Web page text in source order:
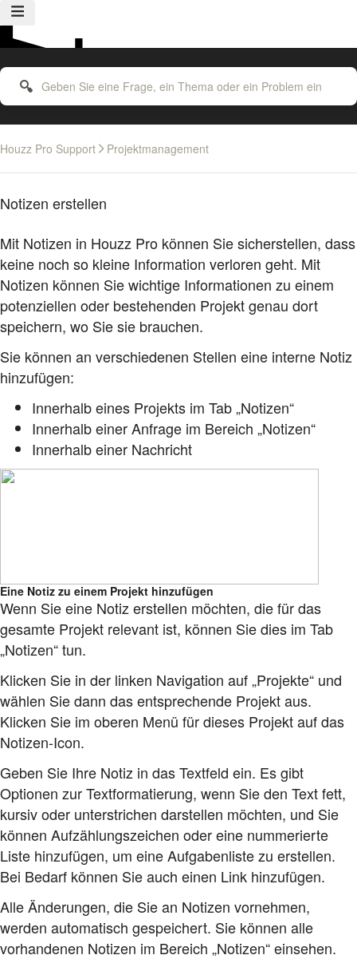
Houzz Pro Support Projektmanagement
Notizen erstellen
Mit Notizen in Houzz Pro können Sie sicherstellen, dass
keine noch so kleine Information verloren geht. Mit
Notizen können Sie wichtige Informationen zu einem
potenziellen oder bestehenden Projekt genau dort
speichern, wo Sie sie brauchen.
Sie können an verschiedenen Stellen eine interne Notiz
hinzufügen:
Innerhalb eines Projekts im Tab „Notizen“
Innerhalb einer Anfrage im Bereich „Notizen“
Innerhalb einer Nachricht
Eine Notiz zu einem Projekt hinzufügen
Wenn Sie eine Notiz erstellen möchten, die für das
gesamte Projekt relevant ist, können Sie dies im Tab
„Notizen“ tun.
Klicken Sie in der linken Navigation auf „Projekte“ und
wählen Sie dann das entsprechende Projekt aus.
Klicken Sie im oberen Menü für dieses Projekt auf das
Notizen-Icon.
Geben Sie Ihre Notiz in das Textfeld ein. Es gibt
Optionen zur Textformatierung, wenn Sie den Text fett,
kursiv oder unterstrichen darstellen möchten, und Sie
können Aufzählungszeichen oder eine nummerierte
Liste hinzufügen, um eine Aufgabenliste zu erstellen.
Bei Bedarf können Sie auch einen Link hinzufügen.
Alle Änderungen, die Sie an Notizen vornehmen,
werden automatisch gespeichert. Sie können alle
vorhandenen Notizen im Bereich „Notizen“ einsehen.